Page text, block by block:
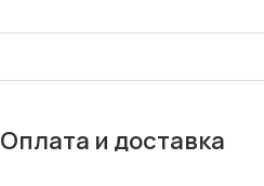
Оплата и доставка